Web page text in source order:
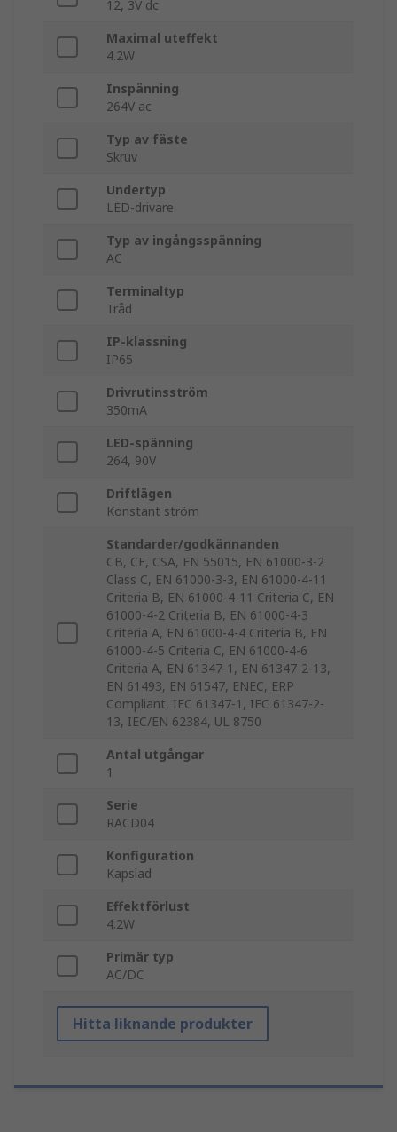
12, 3V dc
Maximal uteffekt
4.2W
Inspänning
264V ac
Typ av fäste
Skruv
Undertyp
LED-drivare
Typ av ingångsspänning
AC
Terminaltyp
Tråd
IP-klassning
IP65
Drivrutinsström
350mA
LED-spänning
264, 90V
Driftlägen
Konstant ström
Standarder/godkännanden
CB, CE, CSA, EN 55015, EN 61000-3-2
Class C, EN 61000-3-3, EN 61000-4-11
Criteria B, EN 61000-4-11 Criteria C, EN
61000-4-2 Criteria B, EN 61000-4-3
Criteria A, EN 61000-4-4 Criteria B, EN
61000-4-5 Criteria C, EN 61000-4-6
Criteria A, EN 61347-1, EN 61347-2-13,
EN 61493, EN 61547, ENEC, ERP
Compliant, IEC 61347-1, IEC 61347-2-
13, IEC/EN 62384, UL 8750
Antal utgångar
1
Serie
RACD04
Konfiguration
Kapslad
Effektförlust
4.2W
Primär typ
AC/DC
Hitta liknande produkter